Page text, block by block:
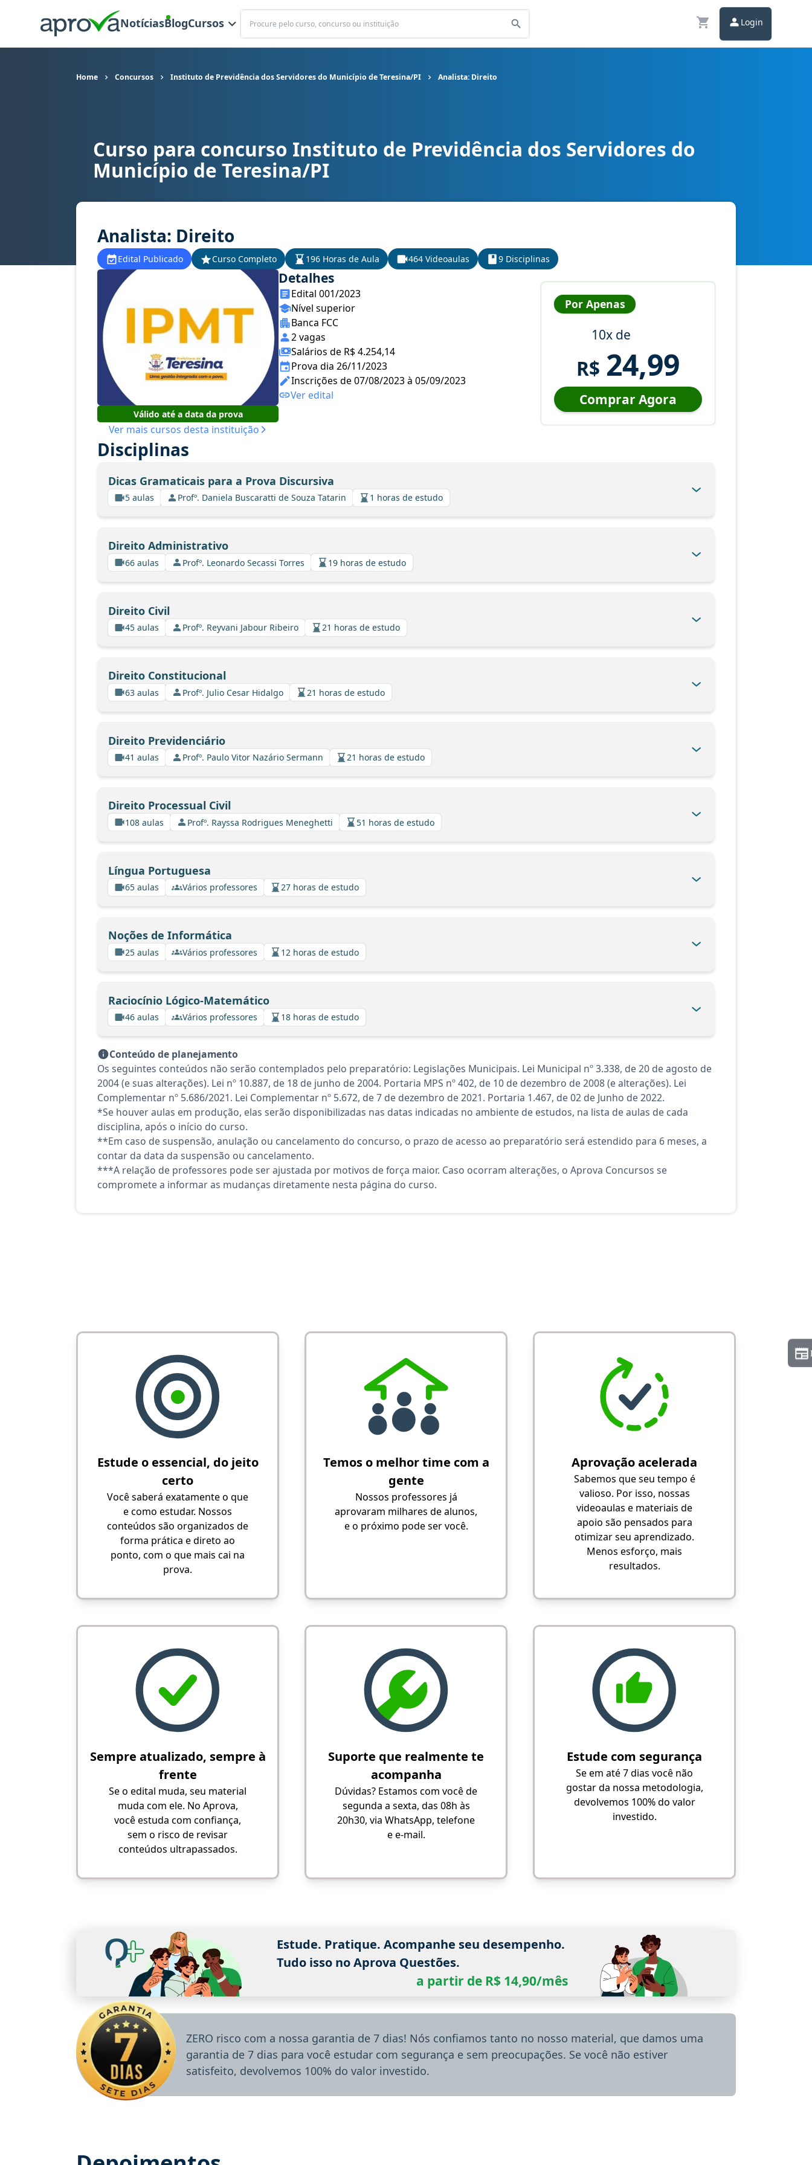
NotíciasBlogCursos
Buscar
Login
Home Concursos Instituto de Previdência dos Servidores do Município de Teresina/PI Analista: Direito
Curso para concurso IPMT/PI - Instituto de Previdência dos Servidores do Município de Teresina/PI cargo Analista: Direito
Curso para concurso Instituto de Previdência dos Servidores do
Município de Teresina/PI
Analista: Direito
Edital Publicado Curso Completo 196 Horas de Aula 464 Videoaulas 9 Disciplinas
Válido até a data da prova
Ver mais cursos desta instituição
Detalhes
Edital 001/2023
Nível superior
Banca FCC
2 vagas
Salários de R$ 4.254,14
Prova dia 26/11/2023
Inscrições de 07/08/2023 à 05/09/2023
Ver edital
Por Apenas
10x de
R$ 24,99
Comprar Agora
Disciplinas
Dicas Gramaticais para a Prova Discursiva
5 aulas Profº. Daniela Buscaratti de Souza Tatarin 1 horas de estudo
Direito Administrativo
66 aulas Profº. Leonardo Secassi Torres 19 horas de estudo
Direito Civil
45 aulas Profº. Reyvani Jabour Ribeiro 21 horas de estudo
Direito Constitucional
63 aulas Profº. Julio Cesar Hidalgo 21 horas de estudo
Direito Previdenciário
41 aulas Profº. Paulo Vitor Nazário Sermann 21 horas de estudo
Direito Processual Civil
108 aulas Profº. Rayssa Rodrigues Meneghetti 51 horas de estudo
Língua Portuguesa
65 aulas Vários professores 27 horas de estudo
Noções de Informática
25 aulas Vários professores 12 horas de estudo
Raciocínio Lógico-Matemático
46 aulas Vários professores 18 horas de estudo
Conteúdo de planejamento
Os seguintes conteúdos não serão contemplados pelo preparatório: Legislações Municipais. Lei Municipal nº 3.338, de 20 de agosto de
2004 (e suas alterações). Lei nº 10.887, de 18 de junho de 2004. Portaria MPS nº 402, de 10 de dezembro de 2008 (e alterações). Lei
Complementar nº 5.686/2021. Lei Complementar nº 5.672, de 7 de dezembro de 2021. Portaria 1.467, de 02 de Junho de 2022.
*Se houver aulas em produção, elas serão disponibilizadas nas datas indicadas no ambiente de estudos, na lista de aulas de cada
disciplina, após o início do curso.
**Em caso de suspensão, anulação ou cancelamento do concurso, o prazo de acesso ao preparatório será estendido para 6 meses, a
contar da data da suspensão ou cancelamento.
***A relação de professores pode ser ajustada por motivos de força maior. Caso ocorram alterações, o Aprova Concursos se
compromete a informar as mudanças diretamente nesta página do curso.
Estude o essencial, do jeito
certo
Você saberá exatamente o que
e como estudar. Nossos
conteúdos são organizados de
forma prática e direto ao
ponto, com o que mais cai na
prova.
Temos o melhor time com a
gente
Nossos professores já
aprovaram milhares de alunos,
e o próximo pode ser você.
Aprovação acelerada
Sabemos que seu tempo é
valioso. Por isso, nossas
videoaulas e materiais de
apoio são pensados para
otimizar seu aprendizado.
Menos esforço, mais
resultados.
Sempre atualizado, sempre à
frente
Se o edital muda, seu material
muda com ele. No Aprova,
você estuda com confiança,
sem o risco de revisar
conteúdos ultrapassados.
Suporte que realmente te
acompanha
Dúvidas? Estamos com você de
segunda a sexta, das 08h às
20h30, via WhatsApp, telefone
e e-mail.
Estude com segurança
Se em até 7 dias você não
gostar da nossa metodologia,
devolvemos 100% do valor
investido.
Estude. Pratique. Acompanhe seu desempenho.
Tudo isso no Aprova Questões.
a partir de R$ 14,90/mês
ZERO risco com a nossa garantia de 7 dias! Nós confiamos tanto no nosso material, que damos uma
garantia de 7 dias para você estudar com segurança e sem preocupações. Se você não estiver
satisfeito, devolvemos 100% do valor investido.